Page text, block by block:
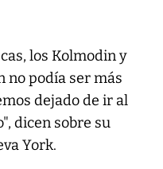
los Kolmodin y
no podía ser más
dejado de ir al
dicen sobre su
York.